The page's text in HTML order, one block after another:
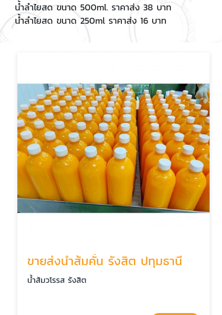
น้ำลำไยสด ขนาด 500ml. ราคาส่ง 38 บาท
น้ำลำไยสด ขนาด 250ml ราคาส่ง 16 บาท
ขายส่งน้ำส้มคั้น รังสิต ปทุมธานี
น้ำส้มวโรรส รังสิต